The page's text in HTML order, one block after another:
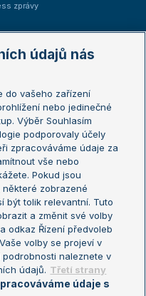
zprávy
Open
Open
mistrů
mistryň
údajů nás
do vašeho zařízení
nebo jedinečné
Výběr Souhlasím
podporovaly účely
zpracováváme údaje za
vše nebo
Pokud jsou
zobrazené
být tolik relevantní. Tuto
a změnit své volby
odkaz Řízení předvoleb
volby se projeví v
naleznete v
údajů. Třetí strany
údaje s